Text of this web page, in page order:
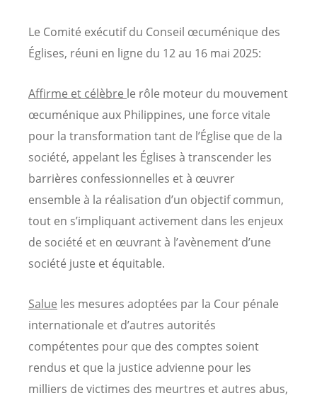
Le Comité exécutif du Conseil œcuménique des
Églises, réuni en ligne du 12 au 16 mai 2025:
Affirme et célèbre le rôle moteur du mouvement
œcuménique aux Philippines, une force vitale
pour la transformation tant de l’Église que de la
société, appelant les Églises à transcender les
barrières confessionnelles et à œuvrer
ensemble à la réalisation d’un objectif commun,
tout en s’impliquant activement dans les enjeux
de société et en œuvrant à l’avènement d’une
société juste et équitable.
Salue les mesures adoptées par la Cour pénale
internationale et d’autres autorités
compétentes pour que des comptes soient
rendus et que la justice advienne pour les
milliers de victimes des meurtres et autres abus,